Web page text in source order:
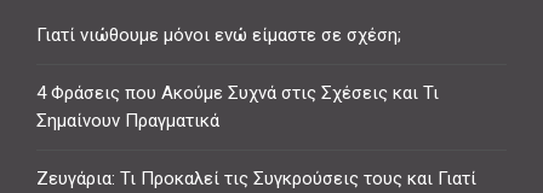
Γιατί νιώθουμε μόνοι ενώ είμαστε σε σχέση;
4 Φράσεις που Ακούμε Συχνά στις Σχέσεις και Τι
Σημαίνουν Πραγματικά
Ζευγάρια: Τι Προκαλεί τις Συγκρούσεις τους και Γιατί